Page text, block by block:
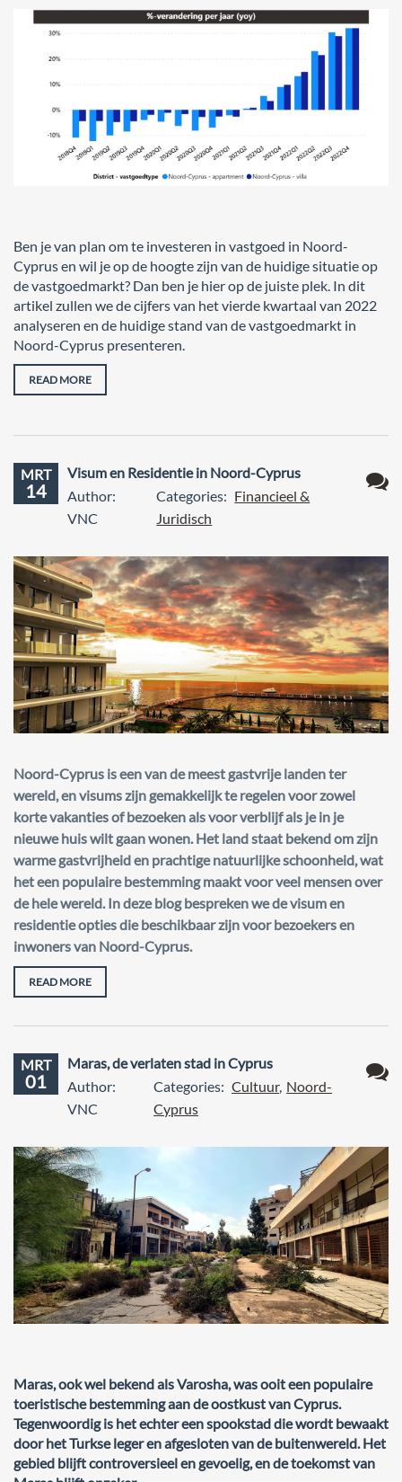
Ben je van plan om te investeren in vastgoed in Noord-
Cyprus en wil je op de hoogte zijn van de huidige situatie op
de vastgoedmarkt? Dan ben je hier op de juiste plek. In dit
artikel zullen we de cijfers van het vierde kwartaal van 2022
analyseren en de huidige stand van de vastgoedmarkt in
Noord-Cyprus presenteren.
READ MORE
MRT
14
Visum en Residentie in Noord-Cyprus
Author:
VNC
Categories: Financieel &
Juridisch
Noord-Cyprus is een van de meest gastvrije landen ter
wereld, en visums zijn gemakkelijk te regelen voor zowel
korte vakanties of bezoeken als voor verblijf als je in je
nieuwe huis wilt gaan wonen. Het land staat bekend om zijn
warme gastvrijheid en prachtige natuurlijke schoonheid, wat
het een populaire bestemming maakt voor veel mensen over
de hele wereld. In deze blog bespreken we de visum en
residentie opties die beschikbaar zijn voor bezoekers en
inwoners van Noord-Cyprus.
READ MORE
MRT
01
Maras, de verlaten stad in Cyprus
Author:
VNC
Categories: Cultuur, Noord-
Cyprus
Maras, ook wel bekend als Varosha, was ooit een populaire
toeristische bestemming aan de oostkust van Cyprus.
Tegenwoordig is het echter een spookstad die wordt bewaakt
door het Turkse leger en afgesloten van de buitenwereld. Het
gebied blijft controversieel en gevoelig, en de toekomst van